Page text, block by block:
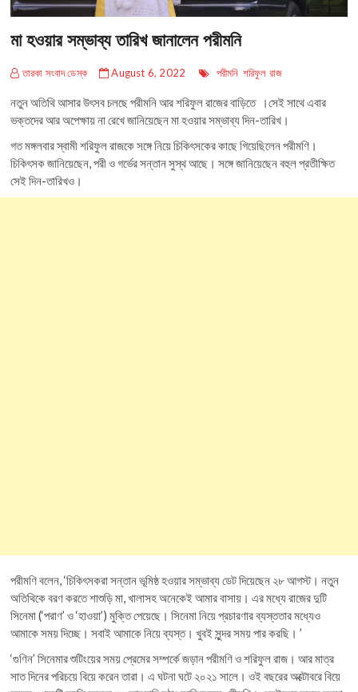
মা হওয়ার সম্ভাব্য তারিখ জানালেন পরীমনি
তারকা সংবাদ ডেস্ক August 6, 2022 পরীমনি শরিফুল রাজ
নতুন অতিথি আসার উৎসব চলছে পরীমনি আর শরিফুল রাজের বাড়িতে ।সেই সাথে এবার
ভক্তদের আর অপেক্ষায় না রেখে জানিয়েছেন মা হওয়ার সম্ভাব্য দিন-তারিখ।
গত মঙ্গলবার স্বামী শরিফুল রাজকে সঙ্গে নিয়ে চিকিৎসকের কাছে গিয়েছিলেন পরীমণি।
চিকিৎসক জানিয়েছেন, পরী ও গর্ভের সন্তান সুস্থ আছে। সঙ্গে জানিয়েছেন বহুল প্রতীক্ষিত
সেই দিন-তারিখও।
পরীমণি বলেন, ‘চিকিৎসকরা সন্তান ভূমিষ্ঠ হওয়ার সম্ভাব্য ডেট দিয়েছেন ২৮ আগস্ট। নতুন
অতিথিকে বরণ করতে শাশুড়ি মা, খালাসহ অনেকেই আমার বাসায়। এর মধ্যে রাজের দুটি
সিনেমা (‘পরাণ’ ও ‘হাওয়া’) মুক্তি পেয়েছে। সিনেমা নিয়ে প্রচারণার ব্যস্ততার মধ্যেও
আমাকে সময় দিচ্ছে। সবাই আমাকে নিয়ে ব্যস্ত। খুবই সুন্দর সময় পার করছি। ’
‘গুণিন’ সিনেমার শুটিংয়ের সময় প্রেমের সম্পর্কে জড়ান পরীমণি ও শরিফুল রাজ। আর মাত্র
সাত দিনের পরিচয়ে বিয়ে করেন তারা। এ ঘটনা ঘটে ২০২১ সালে। ওই বছরের অক্টোবরে বিয়ে